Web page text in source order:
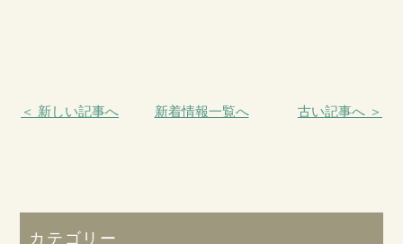
＜ 新しい記事へ 新着情報一覧へ 古い記事へ ＞
カテゴリー